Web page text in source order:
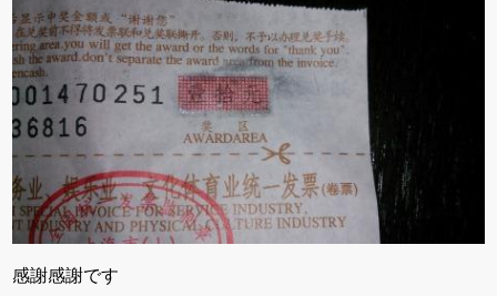
感謝感謝です